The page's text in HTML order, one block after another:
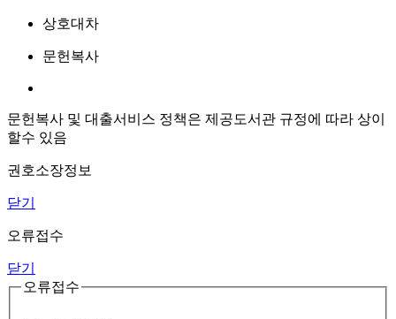
상호대차
문헌복사
문헌복사 및 대출서비스 정책은 제공도서관 규정에 따라 상이
할수 있음
권호소장정보
닫기
오류접수
닫기
오류접수